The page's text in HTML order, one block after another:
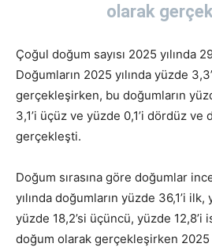
olarak
Çoğul doğum sayısı 2025 yılında
Doğumların 2025 yılında yüzde
gerçekleşirken, bu doğumların
3,1’i üçüz ve yüzde 0,1’i dördüz
gerçekleşti.
Doğum sırasına göre doğumlar
yılında doğumların yüzde 36,1’i ilk,
yüzde 18,2’si üçüncü, yüzde
doğum olarak gerçekleşirken 2025